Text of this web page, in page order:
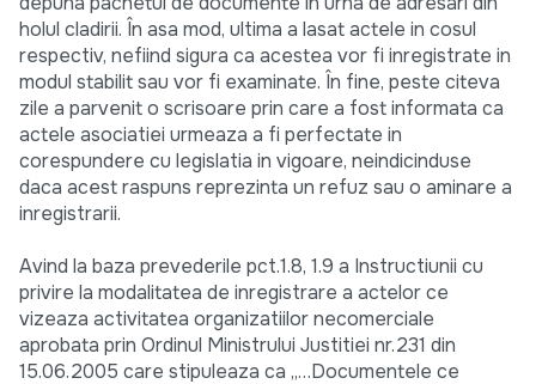
holul cladirii. În asa mod, ultima a lasat actele in cosul
respectiv, nefiind sigura ca acestea vor fi inregistrate in
modul stabilit sau vor fi examinate. În fine, peste citeva
zile a parvenit o scrisoare prin care a fost informata ca
actele asociatiei urmeaza a fi perfectate in
corespundere cu legislatia in vigoare, neindicinduse
daca acest raspuns reprezinta un refuz sau o aminare a
inregistrarii.
Avind la baza prevederile pct.1.8, 1.9 a Instructiunii cu
privire la modalitatea de inregistrare a actelor ce
vizeaza activitatea organizatiilor necomerciale
aprobata prin Ordinul Ministrului Justitiei nr.231 din
15.06.2005 care stipuleaza ca „…Documentele ce